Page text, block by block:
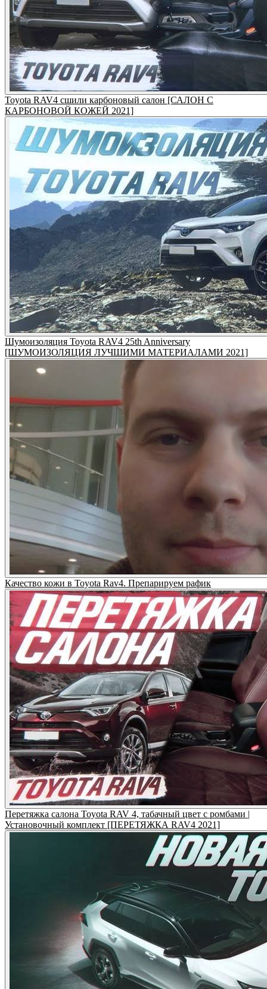
Toyota RAV4 сшили карбоновый салон [САЛОН С
КАРБОНОВОЙ КОЖЕЙ 2021]
Шумоизоляция Toyota RAV4 25th Anniversary
[ШУМОИЗОЛЯЦИЯ ЛУЧШИМИ МАТЕРИАЛАМИ 2021]
Качество кожи в Toyota Rav4. Препарируем рафик
Перетяжка салона Toyota RAV 4, табачный цвет с ромбами |
Установочный комплект [ПЕРЕТЯЖКА RAV4 2021]